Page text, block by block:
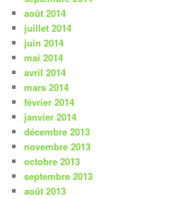
août 2014
juillet 2014
juin 2014
mai 2014
avril 2014
mars 2014
février 2014
janvier 2014
décembre 2013
novembre 2013
octobre 2013
septembre 2013
août 2013